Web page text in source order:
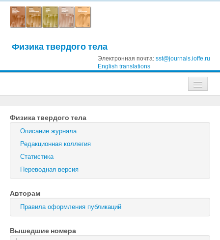
Физика твердого тела
Электронная почта: sst@journals.ioffe.ru
English translations
Журнал технической физики
Письма в Журнал технической физики
Физика твердого тела
Физика и техника полупроводников
Оптика и спектроскопия
Поиск
Войти
Физика твердого тела
Описание журнала
Редакционная коллегия
Статистика
Переводная версия
Авторам
Правила оформления публикаций
Вышедшие номера